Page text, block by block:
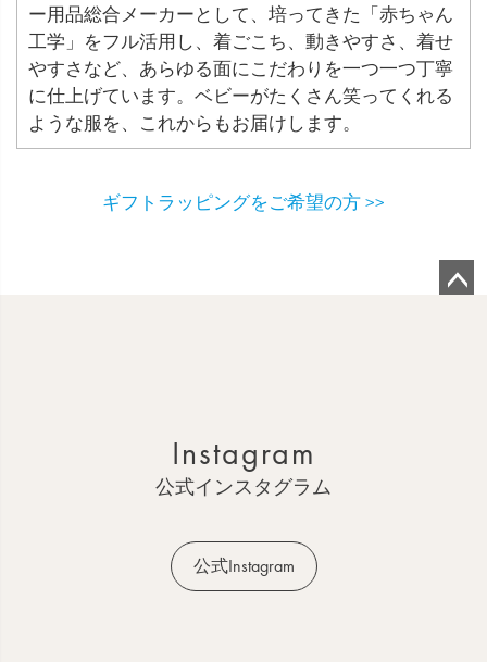
ー用品総合メーカーとして、培ってきた「赤ちゃん
工学」をフル活用し、着ごこち、動きやすさ、着せ
やすさなど、あらゆる面にこだわりを一つ一つ丁寧
に仕上げています。ベビーがたくさん笑ってくれる
ような服を、これからもお届けします。
ギフトラッピングをご希望の方 >>
Instagram
公式インスタグラム
公式Instagram